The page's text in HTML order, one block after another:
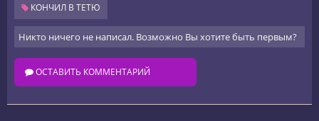
КОНЧИЛ В ТЕТЮ
Никто ничего не написал. Возможно Вы хотите быть первым?
ОСТАВИТЬ КОММЕНТАРИЙ